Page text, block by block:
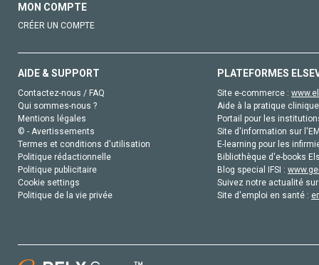
MON COMPTE
CRÉER UN COMPTE
AIDE & SUPPORT
Contactez-nous / FAQ
Qui sommes-nous ?
Mentions légales
© - Avertissements
Termes et conditions d'utilisation
Politique rédactionnelle
Politique publicitaire
Cookie settings
Politique de la vie privée
PLATEFORMES
Site e-commerce :
Aide à la pratique
Portail pour les
Site d'information sur
E-learning pour les
Bibliothèque d'e-books
Blog special IFSI :
Suivez notre actualité
Site d'emploi en santé :